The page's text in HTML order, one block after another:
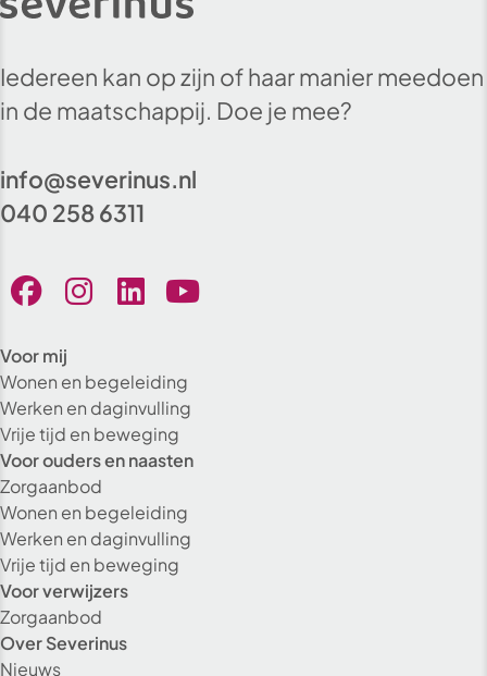
Iedereen kan op zijn of haar manier meedoen
in de maatschappij. Doe je mee?
info@severinus.nl
040 258 6311
Voor mij
Wonen en begeleiding
Werken en daginvulling
Vrije tijd en beweging
Voor ouders en naasten
Zorgaanbod
Wonen en begeleiding
Werken en daginvulling
Vrije tijd en beweging
Voor verwijzers
Zorgaanbod
Over Severinus
Nieuws